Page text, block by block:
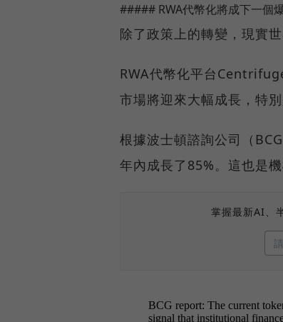
##### RWA代幣化將成下一個
除了政策上的轉變，現實
RWA代幣化平台
市場將迎來大幅成長，特
根據波士頓諮詢公司（
年內成長了85%。這也是
掌握最新AI、